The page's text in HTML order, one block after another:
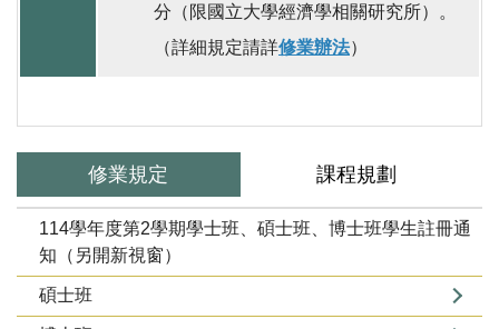
分（限國立大學經濟學相關研究所）。
（詳細規定請詳修業辦法）
修業規定 課程規劃
114學年度第2學期學士班、碩士班、博士班學生註冊通
知（另開新視窗）
碩士班